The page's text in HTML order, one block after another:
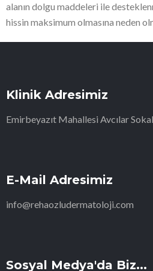
alanın dolgu maddeleri ile
hissin maksimum olmasına neden
Klinik Adresimiz
Emirbeyazıt Mahallesi Avcılar
E-Mail Adresimiz
info@rehaozludermatoloji.com
Sosyal Medya'da Biz...